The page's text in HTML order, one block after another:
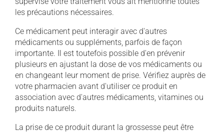
les précautions nécessaires.
Ce médicament peut interagir avec d'autres
médicaments ou suppléments, parfois de façon
importante. Il est toutefois possible d'en prévenir
plusieurs en ajustant la dose de vos médicaments ou
en changeant leur moment de prise. Vérifiez auprès de
votre pharmacien avant d'utiliser ce produit en
association avec d'autres médicaments, vitamines ou
produits naturels.
La prise de ce produit durant la grossesse peut être